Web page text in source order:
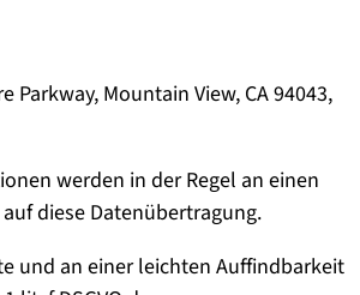
Mountain View, CA 94043,
werden in der Regel an einen
diese Datenübertragung.
und an einer leichten Auffindbarkeit